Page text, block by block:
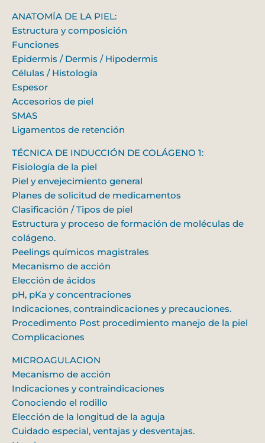
ANATOMÍA DE LA PIEL:
Estructura y composición
Funciones
Epidermis / Dermis / Hipodermis
Células / Histología
Espesor
Accesorios de piel
SMAS
Ligamentos de retención
TÉCNICA DE INDUCCIÓN DE COLÁGENO 1:
Fisiología de la piel
Piel y envejecimiento general
Planes de solicitud de medicamentos
Clasificación / Tipos de piel
Estructura y proceso de formación de moléculas de
colágeno.
Peelings químicos magistrales
Mecanismo de acción
Elección de ácidos
pH, pKa y concentraciones
Indicaciones, contraindicaciones y precauciones.
Procedimento Post procedimiento manejo de la piel
Complicaciones
MICROAGULACION
Mecanismo de acción
Indicaciones y contraindicaciones
Conociendo el rodillo
Elección de la longitud de la aguja
Cuidado especial, ventajas y desventajas.